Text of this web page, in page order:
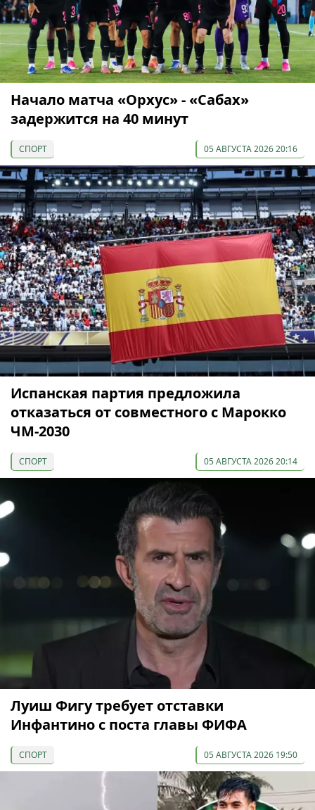
Начало матча «Орхус» - «Сабах»
задержится на 40 минут
СПОРТ 05 АВГУСТА 2026 20:16
Испанская партия предложила
отказаться от совместного с Марокко
ЧМ-2030
СПОРТ 05 АВГУСТА 2026 20:14
Луиш Фигу требует отставки
Инфантино с поста главы ФИФА
СПОРТ 05 АВГУСТА 2026 19:50